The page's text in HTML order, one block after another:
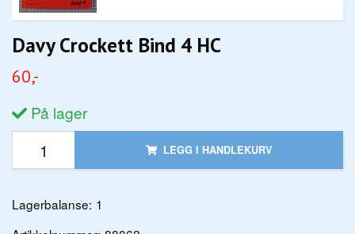
Davy Crockett Bind 4 HC
60,-
På lager
LEGG I HANDLEKURV
Lagerbalanse: 1